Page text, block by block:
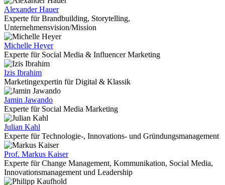
Alexander Hauer
Experte für Brandbuilding, Storytelling,
Unternehmensvision/Mission
Michelle Heyer
Experte für Social Media & Influencer Marketing
Izis Ibrahim
Marketingexpertin für Digital & Klassik
Jamin Jawando
Experte für Social Media Marketing
Julian Kahl
Experte für Technologie-, Innovations- und Gründungsmanagement
Prof. Markus Kaiser
Experte für Change Management, Kommunikation, Social Media,
Innovationsmanagement und Leadership